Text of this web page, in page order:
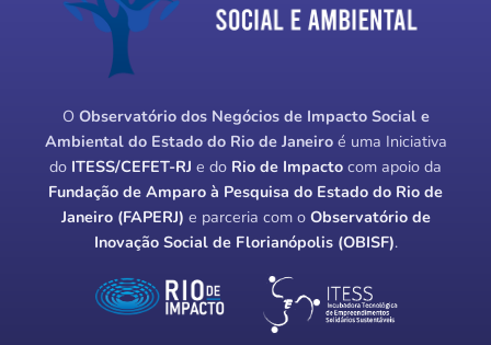
O Observatório dos Negócios de Impacto Social e
Ambiental do Estado do Rio de Janeiroé uma Iniciativa
do ITESS/CEFET-RJ e do Rio de Impacto com apoio da
Fundação de Amparo à Pesquisa do Estado do Rio de
Janeiro (FAPERJ) e parceria com o Observatório de
Inovação Social de Florianópolis (OBISF).